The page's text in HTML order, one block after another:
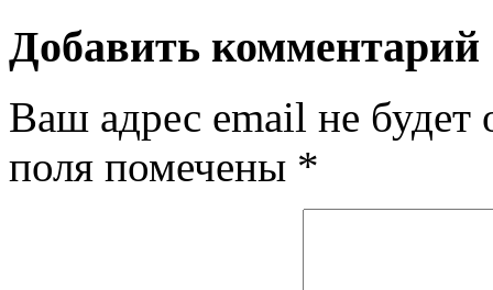
Добавить комментарий
Ваш адрес email не будет
поля помечены *